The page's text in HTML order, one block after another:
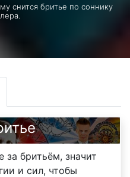
снится бритье по соннику
за бритьём, значит
и сил, чтобы